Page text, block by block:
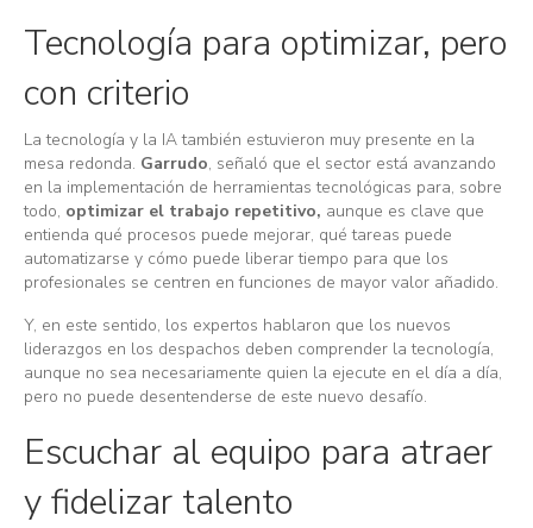
Tecnología para optimizar, pero
con criterio
La tecnología y la IA también estuvieron muy presente en la
mesa redonda. Garrudo, señaló que el sector está avanzando
en la implementación de herramientas tecnológicas para, sobre
todo, optimizar el trabajo repetitivo, aunque es clave que
entienda qué procesos puede mejorar, qué tareas puede
automatizarse y cómo puede liberar tiempo para que los
profesionales se centren en funciones de mayor valor añadido.
Y, en este sentido, los expertos hablaron que los nuevos
liderazgos en los despachos deben comprender la tecnología,
aunque no sea necesariamente quien la ejecute en el día a día,
pero no puede desentenderse de este nuevo desafío.
Escuchar al equipo para atraer
y fidelizar talento